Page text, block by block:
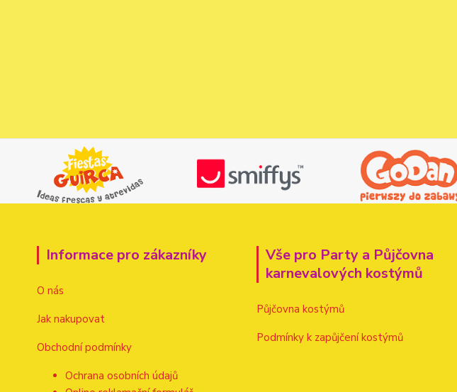
Informace pro zákazníky
O nás
Jak nakupovat
Obchodní podmínky
Ochrana osobních údajů
Vše pro Party a Půjčovna
karnevalových kostýmů
Půjčovna kostýmů
Podmínky k zapůjčení kostýmů